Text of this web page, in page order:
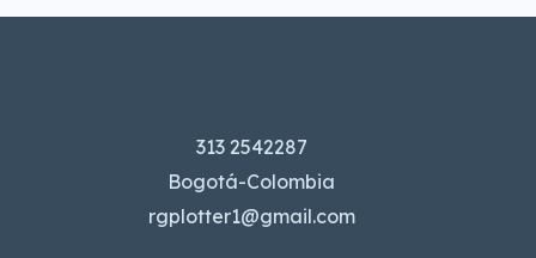
313 2542287
Bogotá-Colombia
rgplotter1@gmail.com